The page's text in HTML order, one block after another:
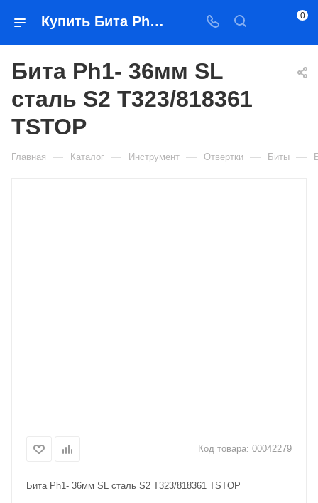
Купить Бита Ph1- 36мм SL сталь S2 Т323/818361 TSTOP в Якутске — цена, характеристики, подбор | Востоктехторг 0
Бита Ph1- 36мм SL
сталь S2 Т323/818361
TSTOP
Главная — Каталог — Инструмент — Отвертки — Биты —
Код товара: 00042279
Бита Ph1- 36мм SL сталь S2 Т323/818361 TSTOP